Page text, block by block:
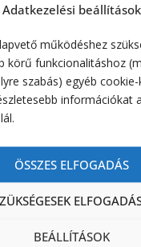
Adatkezelési beállítások
működéshez
körű funkcionalitáshoz
szabás) egyéb
információkat
ÖSSZES ELFOGADÁS
BEÁLLÍTÁSOK
tehát a
alaposabban megnézi a
használatot, igazából
pár okos trükköt
memória sorszámot, és
elnevezését is
bill. gomb, P1
fontosabb